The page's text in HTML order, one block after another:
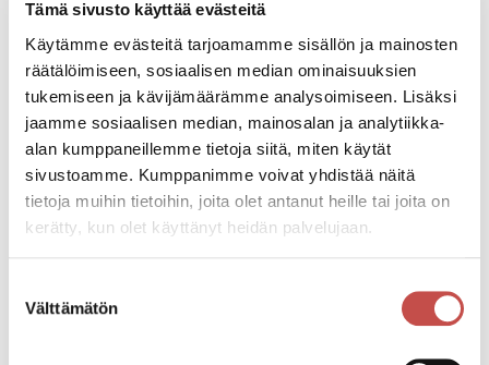
Tämä sivusto käyttää evästeitä
Käytämme evästeitä tarjoamamme sisällön ja mainosten
räätälöimiseen, sosiaalisen median ominaisuuksien
tukemiseen ja kävijämäärämme analysoimiseen. Lisäksi
jaamme sosiaalisen median, mainosalan ja analytiikka-
alan kumppaneillemme tietoja siitä, miten käytät
sivustoamme. Kumppanimme voivat yhdistää näitä
tietoja muihin tietoihin, joita olet antanut heille tai joita on
kerätty, kun olet käyttänyt heidän palvelujaan.
valinta
Välttämätön
Lillukkakuja 1 ja 3
Lillukkakuja 5
Mustikkakorventie 5